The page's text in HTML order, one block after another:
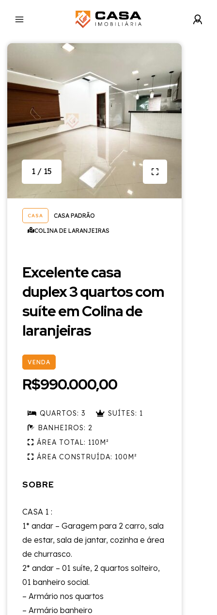
1 / 15
CASA CASA PADRÃO
COLINA DE LARANJEIRAS
Excelente casa
duplex 3 quartos com
suíte em Colina de
laranjeiras
VENDA
R$990.000,00
QUARTOS: 3
SUÍTES: 1
BANHEIROS: 2
ÁREA TOTAL: 110M²
ÁREA CONSTRUÍDA: 100M²
SOBRE
CASA 1 :
1* andar – Garagem para 2 carro, sala
de estar, sala de jantar, cozinha e área
de churrasco.
2* andar – 01 suíte, 2 quartos solteiro,
01 banheiro social.
– Armário nos quartos
– ⁠Armário banheiro